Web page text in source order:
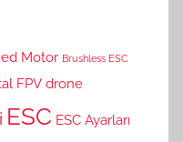
Motor Brushless ESC
FPV drone
ESC ESC Ayarları